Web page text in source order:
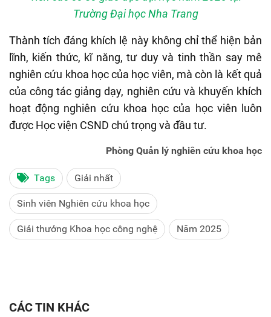
Trường Đại học Nha Trang
Thành tích đáng khích lệ này không chỉ thể hiện bản
lĩnh, kiến thức, kĩ năng, tư duy và tinh thần say mê
nghiên cứu khoa học của học viên, mà còn là kết quả
của công tác giảng dạy, nghiên cứu và khuyến khích
hoạt động nghiên cứu khoa học của họcviên luôn
được Học viện CSND chú trọng và đầu tư.
Phòng Quản lý nghiên cứu khoa học
Tags Giải nhất
Sinh viên Nghiên cứu khoa học
Giải thưởng Khoa học công nghệ Năm 2025
CÁC TIN KHÁC